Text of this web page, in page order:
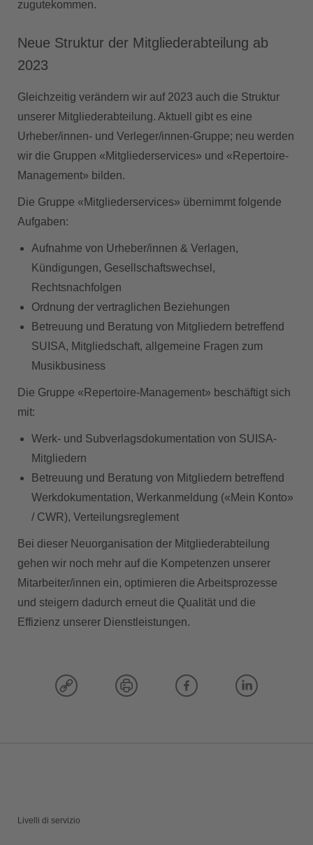
zugutekommen.
Neue Struktur der Mitgliederabteilung ab
2023
Gleichzeitig verändern wir auf 2023 auch die Struktur
unserer Mitgliederabteilung. Aktuell gibt es eine
Urheber/innen- und Verleger/innen-Gruppe; neu werden
wir die Gruppen «Mitgliederservices» und «Repertoire-
Management» bilden.
Die Gruppe «Mitgliederservices» übernimmt folgende
Aufgaben:
Aufnahme von Urheber/innen & Verlagen,
Kündigungen, Gesellschaftswechsel,
Rechtsnachfolgen
Ordnung der vertraglichen Beziehungen
Betreuung und Beratung von Mitgliedern betreffend
SUISA, Mitgliedschaft, allgemeine Fragen zum
Musikbusiness
Die Gruppe «Repertoire-Management» beschäftigt sich
mit:
Werk- und Subverlagsdokumentation von SUISA-
Mitgliedern
Betreuung und Beratung von Mitgliedern betreffend
Werkdokumentation, Werkanmeldung («Mein Konto»
/ CWR), Verteilungsreglement
Bei dieser Neuorganisation der Mitgliederabteilung
gehen wir noch mehr auf die Kompetenzen unserer
Mitarbeiter/innen ein, optimieren die Arbeitsprozesse
und steigern dadurch erneut die Qualität und die
Effizienz unserer Dienstleistungen.
Livelli di servizio